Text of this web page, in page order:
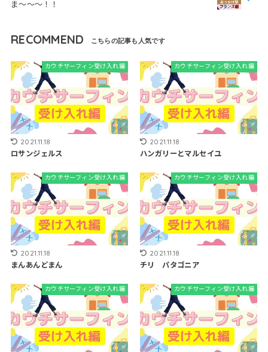
ま〜〜〜！！
RECOMMEND
カウチサーフィン受け入れ編
2021.11.18
ロサンジェルス
カウチサーフィン受け入れ編
2021.11.18
ハンガリーとマルセイユ
カウチサーフィン受け入れ編
2021.11.18
まんあんどまん
カウチサーフィン受け入れ編
2021.11.18
チリ パタゴニア
カウチサーフィン受け入れ編 カウチサーフィン受け入れ編